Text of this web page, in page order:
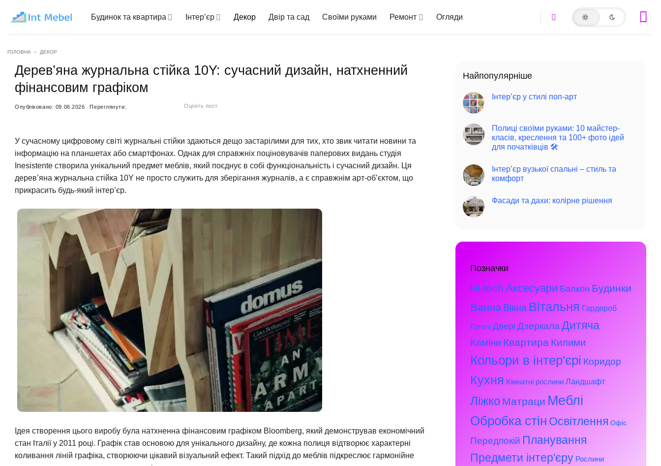
Будинок та квартира
Інтер’єр Декор Двір та сад Своїми руками Ремонт Огляди
ГОЛОВНА » ДЕКОР
Дерев’яна журнальна стійка 10Y: сучасний дизайн, натхненний
фінансовим графіком
Опубліковано: 09.06.2026 Переглянути: Оцініть пост
У сучасному цифровому світі журнальні стійки здаються дещо застарілими для тих, хто звик читати новини та
інформацію на планшетах або смартфонах. Однак для справжніх поціновувачів паперових видань студія
Inesistente створила унікальний предмет меблів, який поєднує в собі функціональність і сучасний дизайн. Ця
дерев’яна журнальна стійка 10Y не просто служить для зберігання журналів, а є справжнім арт-об’єктом, що
прикрасить будь-який інтер’єр.
Ідея створення цього виробу була натхненна фінансовим графіком Bloomberg, який демонстрував економічний
стан Італії у 2011 році. Графік став основою для унікального дизайну, де кожна полиця відтворює характерні
коливання ліній графіка, створюючи цікавий візуальний ефект. Такий підхід до меблів підкреслює гармонійне
Найпопулярніше
Інтер’єр у стилі поп-арт
Полиці своїми руками: 10 майстер-
класів, креслення та 100+ фото ідей
для початківців 🛠️
Інтер’єр вузької спальні – стиль та
комфорт
Фасади та дахи: колірне рішення
Позначки
Hi-tech Аксесуари Балкон Будинки
Ванна Вікна Вітальня Гардероб
Готелі Двері Дзеркала Дитяча
Каміни Квартира Килими
Кольори в інтер'єрі Коридор
Кухня Кімнатні рослини Ландшафт
Ліжко Матраци Меблі
Обробка стін Освітлення Офіс
Передпокій Планування
Предмети інтер'єру Рослини